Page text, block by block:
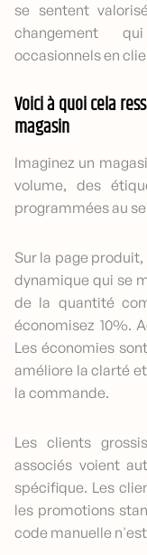
se sentent
changement
occasionnels en
Voici à quoi cela
magasin
Imaginez un
volume, des
programmées au
Sur la page
dynamique qui se
de la quantité
économisez 10%.
Les économies
améliore la clarté
la commande.
Les clients
associés voient
spécifique. Les
les promotions
code manuelle